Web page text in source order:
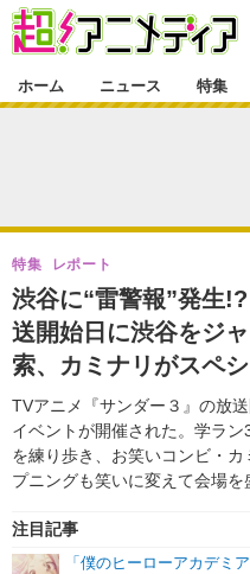
ゲーム・アプリ
グッズ
声優
舞台
特集一覧
ラキりす
連載マンガ
連載マンガ一覧
番組・動画
番組・動画一覧
動画
連載・ブログ
連載・ブログ一覧
編集部ブログ・お知らせ
ホーム ニュース 特集
渋谷に“雷警報”発生
送開始日に渋谷をジ
索、カミナリがスペ
TVアニメ『サンダー３』の放
イベントが開催された。学ラ
を練り歩き、お笑いコンビ・
プニングも笑いに変えて会場を
特集 レポート
注目記事
「僕のヒーローアカデミ